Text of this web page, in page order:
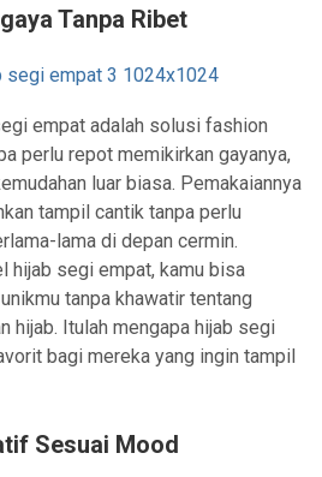
Tanpa Ribet
empat adalah solusi fashion
perlu repot memikirkan gayanya,
luar biasa. Pemakaiannya
tampil cantik tanpa perlu
lama di depan cermin.
hijab segi empat, kamu bisa
tanpa khawatir tentang
hijab. Itulah mengapa hijab segi
bagi mereka yang ingin tampil
Sesuai Mood